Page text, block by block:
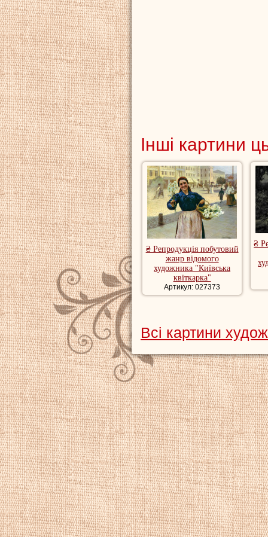
Інші картини
₴ Репродукція побутовий
жанр відомого
художника "Київська
квіткарка"
Артикул: 027373
₴
Всі картини